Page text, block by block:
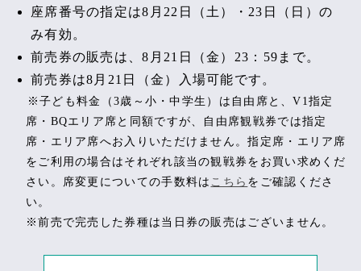
座席番号の指定は8月22日（土）・23日（日）の
み有効。
前売券の販売は、8月21日（金）23：59まで。
前売券は8月21日（金）入場可能です。
※子ども料金（3歳～小・中学生）は自由席と、V1指定
席・BQエリア席と同額ですが、自由席観戦券では指定
席・エリア席へお入りいただけません。指定席・エリア席
をご利用の場合はそれぞれ該当の観戦券をお買い求めくだ
さい。席変更についての手数料は こちら をご確認くださ
い。
※前売で完売した券種は当日券の販売はございません。